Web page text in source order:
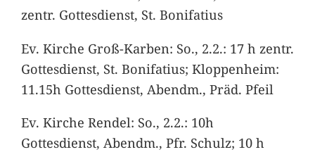
zentr. Gottesdienst, St. Bonifatius
Ev. Kirche Groß-Karben: So., 2.2.: 17 h zentr.
Gottesdienst, St. Bonifatius; Kloppenheim:
11.15h Gottesdienst, Abendm., Präd. Pfeil
Ev. Kirche Rendel: So., 2.2.: 10h
Gottesdienst, Abendm., Pfr. Schulz; 10 h